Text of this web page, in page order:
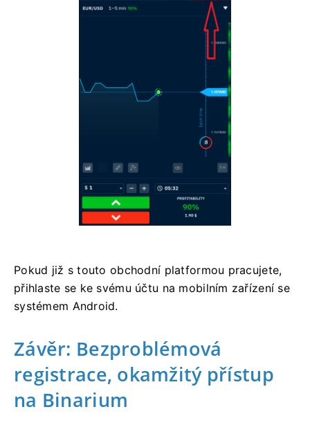
Pokud již s touto obchodní platformou pracujete,
přihlaste se ke svému účtu na mobilním zařízení se
systémem Android.
Závěr: Bezproblémová
registrace, okamžitý přístup
na Binarium